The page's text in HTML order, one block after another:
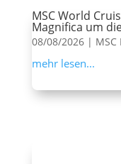
MSC World
Magnifica um
08/08/2026| MSC
mehr lesen...